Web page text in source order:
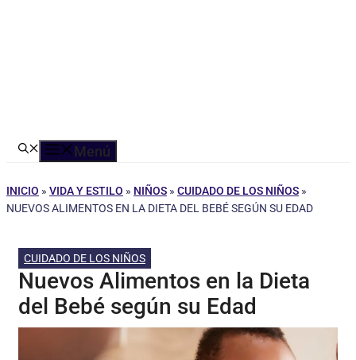
Menú
INICIO » VIDA Y ESTILO » NIÑOS » CUIDADO DE LOS NIÑOS »
NUEVOS ALIMENTOS EN LA DIETA DEL BEBÉ SEGÚN SU EDAD
CUIDADO DE LOS NIÑOS
Nuevos Alimentos en la Dieta
del Bebé según su Edad